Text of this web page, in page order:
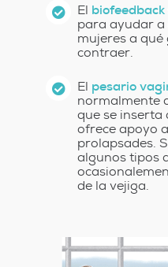
El biofeedback
para ayudar a
mujeres a
contraer.
El pesario
normalmente
que se inserta
ofrece apoyo
prolapsades.
algunos tipos
de la vejiga.